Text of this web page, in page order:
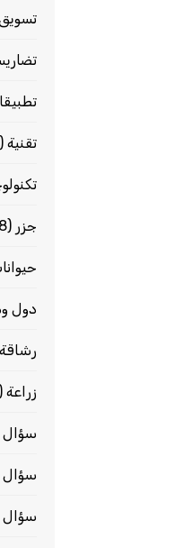
تقنية (11)
جزر (38)
دول
زراعة
سؤال
سؤال
سؤال